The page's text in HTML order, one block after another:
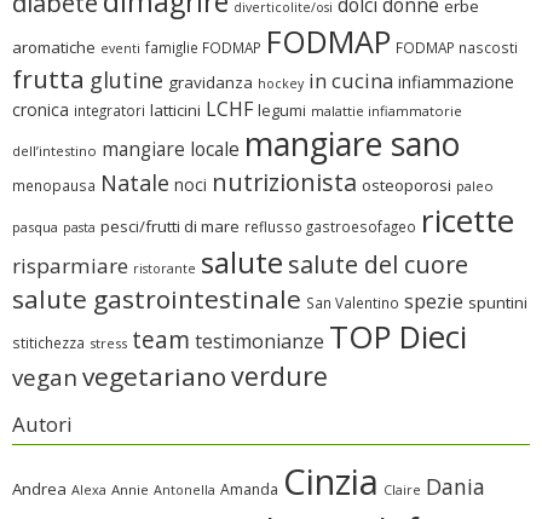
diverticolite/osi dolci donne erbe
aromatiche eventi famiglie FODMAP FODMAP FODMAP nascosti
frutta glutine gravidanza hockey in cucina infiammazione
cronica integratori latticini LCHF legumi malattie infiammatorie
dell’intestino mangiare locale mangiare sano
menopausa Natale noci nutrizionista osteoporosi paleo
pasqua pasta pesci/frutti di mare reflusso gastroesofageo ricette
risparmiare ristorante salute salute del cuore
salute gastrointestinale San Valentino spezie spuntini
stitichezza stress team testimonianze TOP Dieci
vegan vegetarianoverdure
Autori
Andrea Alexa Annie Antonella Amanda Cinzia Claire Dania